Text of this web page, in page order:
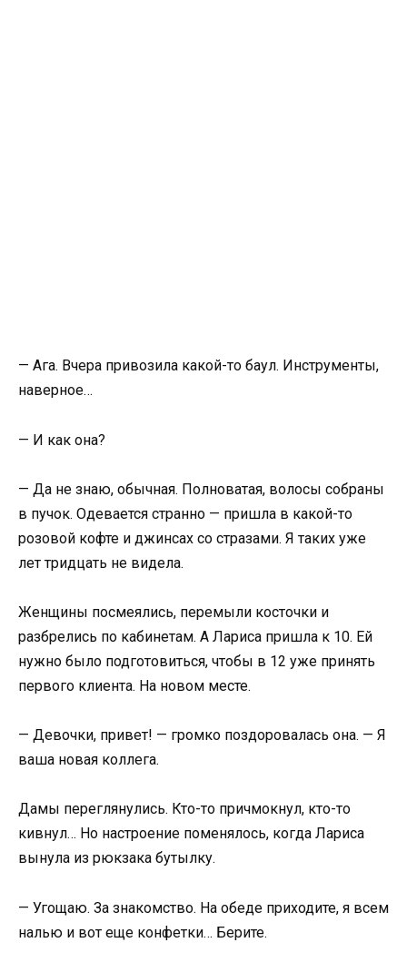
— Ага. Вчера привозила какой-то баул. Инструменты,
наверное…
— И как она?
— Да не знаю, обычная. Полноватая, волосы собраны
в пучок. Одевается странно — пришла в какой-то
розовой кофте и джинсах со стразами. Я таких уже
лет тридцать не видела.
Женщины посмеялись, перемыли косточки и
разбрелись по кабинетам. А Лариса пришла к 10. Ей
нужно было подготовиться, чтобы в 12 уже принять
первого клиента. На новом месте.
— Девочки, привет! — громко поздоровалась она. — Я
ваша новая коллега.
Дамы переглянулись. Кто-то причмокнул, кто-то
кивнул… Но настроение поменялось, когда Лариса
вынула из рюкзака бутылку.
— Угощаю. За знакомство. На обеде приходите, я всем
налью и вот еще конфетки… Берите.